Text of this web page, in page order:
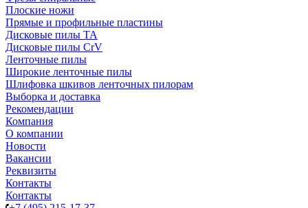
Плоские ножи
Прямые и профильные пластины
Дисковые пилы TA
Дисковые пилы CrV
Ленточные пилы
Широкие ленточные пилы
Шлифовка шкивов ленточных пилорам
Выборка и доставка
Рекомендации
Компания
О компании
Новости
Вакансии
Реквизиты
Контакты
Контакты